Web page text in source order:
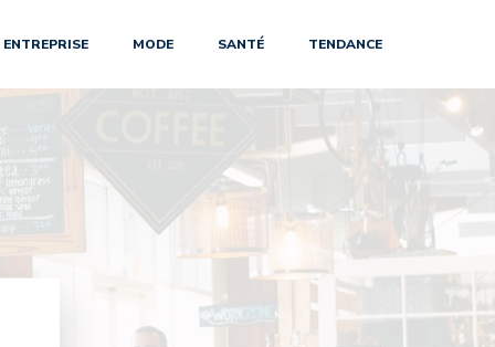
ENTREPRISE MODE SANTÉ TENDANCE